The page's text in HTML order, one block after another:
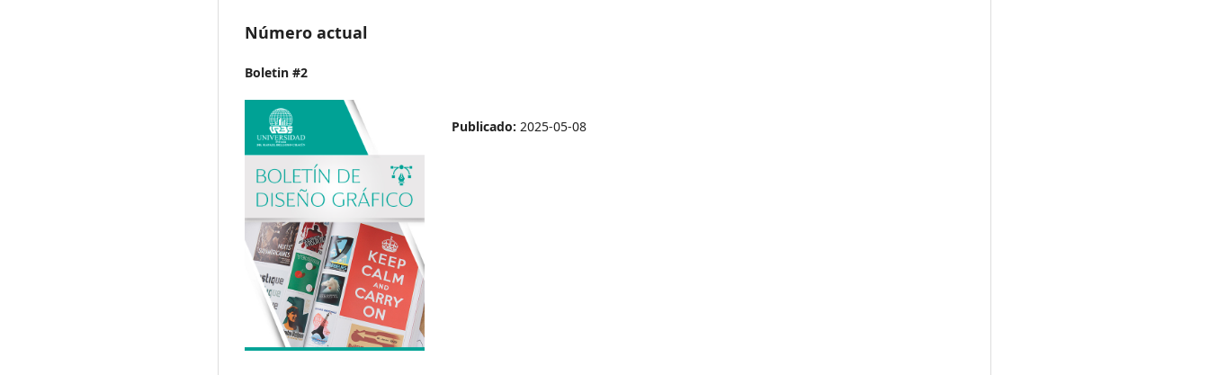
Número actual
Boletin #2
Publicado: 2025-05-08